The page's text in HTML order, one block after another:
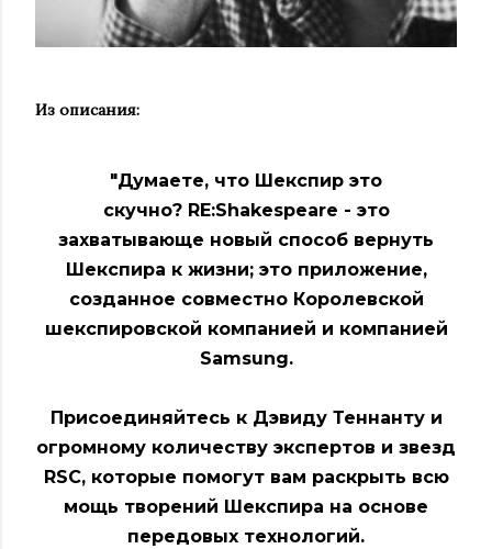
Из описания:
"Думаете, что Шекспир это
скучно? RE:Shakespeare - это
захватывающе новый способ вернуть
Шекспира к жизни; это приложение,
созданное совместно Королевской
шекспировской компанией и компанией
Samsung.
Присоединяйтесь к Дэвиду Теннанту и
огромному количеству экспертов и звезд
RSC, которые помогут вам раскрыть всю
мощь творений Шекспира на основе
передовых технологий.